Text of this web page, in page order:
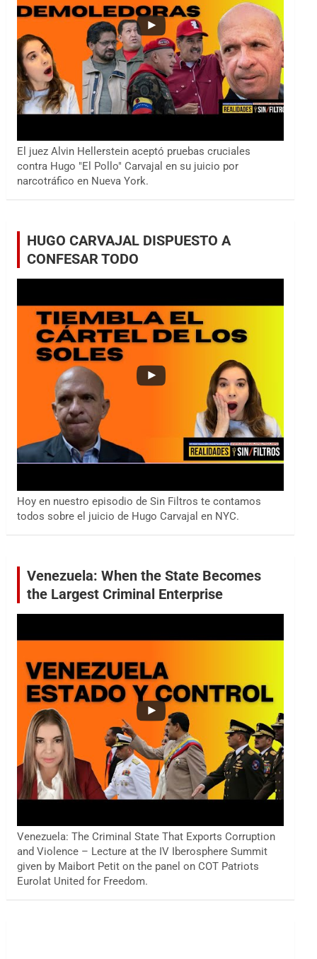
El juez Alvin Hellerstein aceptó pruebas cruciales
contra Hugo "El Pollo" Carvajal en su juicio por
narcotráfico en Nueva York.
HUGO CARVAJAL DISPUESTO A
CONFESAR TODO
Hoy en nuestro episodio de Sin Filtros te contamos
todos sobre el juicio de Hugo Carvajal en NYC.
Venezuela: When the State Becomes
the Largest Criminal Enterprise
Venezuela: The Criminal State That Exports Corruption
and Violence – Lecture at the IV Iberosphere Summit
given by Maibort Petit on the panel on COT Patriots
Eurolat United for Freedom.